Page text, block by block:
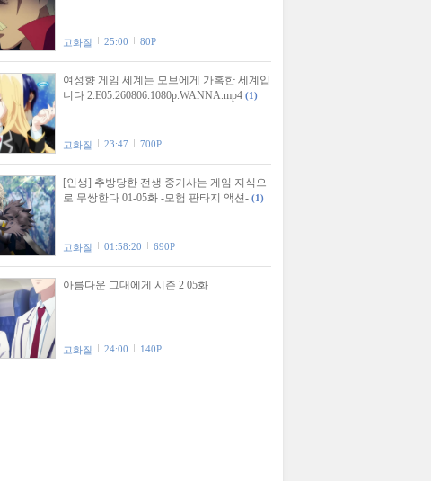
고화질 25:00 80P
여성향 게임 세계는 모브에게 가혹한 세계입
니다 2.E05.260806.1080p.WANNA.mp4 (1)
고화질 23:47 700P
[인생] 추방당한 전생 중기사는 게임 지식으
로 무쌍한다 01-05화 -모험 판타지 액션- (1)
고화질 01:58:20 690P
아름다운 그대에게 시즌 2 05화
고화질 24:00 140P